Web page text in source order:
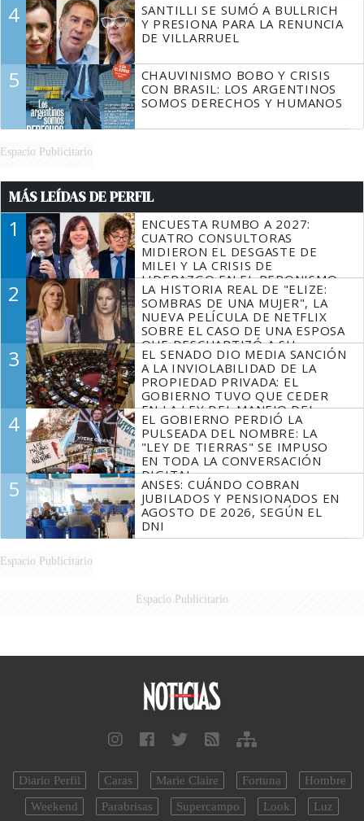
4
SANTILLI SE SUMÓ A BULLRICH
Y PRESIONA PARA LA RENUNCIA
DE VILLARRUEL
5
CHAUVINISMO BOBO Y CRISIS
CON BRASIL: LOS ARGENTINOS
SOMOS DERECHOS Y HUMANOS
Espacio Publicitario
MÁS LEÍDAS DE PERFIL
1
ENCUESTA RUMBO A 2027:
CUATRO CONSULTORAS
MIDIERON EL DESGASTE DE
MILEI Y LA CRISIS DE
LIDERAZGO EN EL PERONISMO
2
LA HISTORIA REAL DE "ELIZE:
SOMBRAS DE UNA MUJER", LA
NUEVA PELÍCULA DE NETFLIX
SOBRE EL CASO DE UNA ESPOSA
QUE DESCUARTIZÓ A SU
MARIDO
3
EL SENADO DIO MEDIA SANCIÓN
A LA INVIOLABILIDAD DE LA
PROPIEDAD PRIVADA: EL
GOBIERNO TUVO QUE CEDER
EN LA LEY DEL MANEJO DEL
FUEGO
4
EL GOBIERNO PERDIÓ LA
PULSEADA DEL NOMBRE: LA
"LEY DE TIERRAS" SE IMPUSO
EN TODA LA CONVERSACIÓN
DIGITAL
5
ANSES: CUÁNDO COBRAN
JUBILADOS Y PENSIONADOS EN
AGOSTO DE 2026, SEGÚN EL
DNI
Espacio Publicitario
Espacio Publicitario
Diario Perfil Caras Marie Claire Fortuna
Hombre
Weekend
Parabrisas Supercampo Look Luz